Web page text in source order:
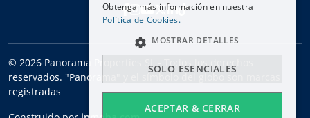
© 2026 Panorama Properties SL - Todos los derechos
reservados. "Panorama" y el símbolo del globo son marcas
registradas
Obtenga más información en nuestra
Política de Cookies.
ACEPTAR & CERRAR
SOLO ESENCIALES
MOSTRAR DETALLES